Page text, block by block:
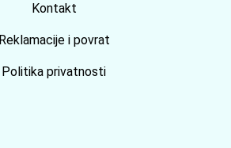
Kontakt
Reklamacije i povrat
Politika privatnosti